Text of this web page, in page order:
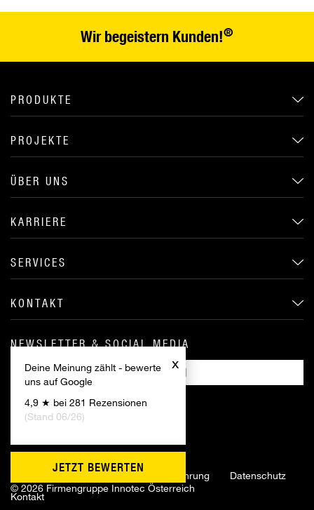
x
Deine Meinung zählt - bewerte
uns auf Google
4,9 ★ bei 281 Rezensionen
(Stand 06/26)
JETZT BEWERTEN
Wir begeistern Kunden!®
PRODUKTE
PROJEKTE
ÜBER UNS
KARRIERE
SERVICES
KONTAKT
NEWSLETTER & SOCIAL MEDIA
ANMELDEN
© 2026 Firmengruppe Innotec Österreich
Impressum AGB Widerrufsbelehrung
Datenschutz
Kontakt